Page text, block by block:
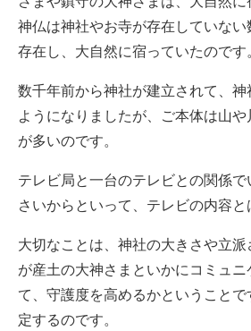
神仏は神社やお寺が存在していない
存在し、大自然に宿っていたのです
数千年前から神社が建立されて、神
ようになりましたが、ご本体は山
が多いのです。
テレビ局と一台のテレビとの関係
さいからといって、テレビの内容と
大切なことは、神社の大きさや立
が産土の大神さまといかにコミュニ
て、守護度を高めるかということ
定するのです。